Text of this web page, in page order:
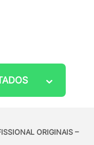
ORIGINAIS –